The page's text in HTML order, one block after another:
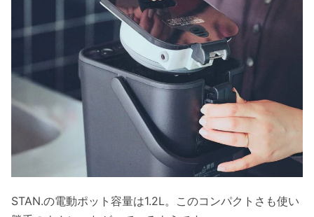
STAN.の電動ポット容量は1.2L。このコンパクトさも使い